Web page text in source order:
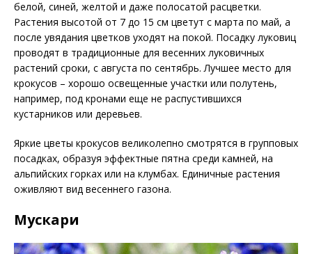
белой, синей, желтой и даже полосатой расцветки.
Растения высотой от 7 до 15 см цветут с марта по май, а
после увядания цветков уходят на покой. Посадку луковиц
проводят в традиционные для весенних луковичных
растений сроки, с августа по сентябрь. Лучшее место для
крокусов – хорошо освещенные участки или полутень,
например, под кронами еще не распустившихся
кустарников или деревьев.
Яркие цветы крокусов великолепно смотрятся в групповых
посадках, образуя эффектные пятна среди камней, на
альпийских горках или на клумбах. Единичные растения
оживляют вид весеннего газона.
Мускари